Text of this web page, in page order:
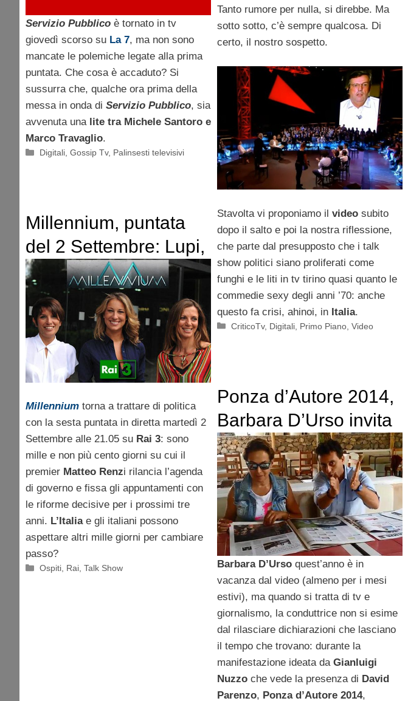
Tanto rumore per nulla, si direbbe. Ma
sotto sotto, c’è sempre qualcosa. Di
certo, il nostro sospetto.
Stavolta vi proponiamo il videosubito
dopo il salto e poi la nostra riflessione,
che parte dal presupposto che i talk
show politici siano proliferati come
funghi e le liti in tv tirino quasi quanto le
commedie sexy degli anni ’70: anche
questo fa crisi, ahinoi, in Italia.
Categorie
CriticoTv, Digitali Primo Piano ,Video
Servizio Pubblico è tornato in tv
giovedì scorso su La 7, ma non sono
mancate le polemiche legate alla prima
puntata. Che cosa è accaduto? Si
sussurra che, qualche ora prima della
messa in onda di Servizio Pubblico, sia
avvenuta una lite tra Michele Santoro e
Marco Travaglio.
Categorie
Digitali ,Gossip Tv, Palinsesti televisivi
Millennium, puntata
del 2 Settembre: Lupi,
Travaglio, Salvini
Millennium torna a trattare di politica
con la sesta puntata in diretta martedì 2
Settembre alle 21.05 su Rai 3: sono
mille e non più cento giorni su cui il
premier Matteo Renzi rilancia l’agenda
di governo e fissa gli appuntamenti con
le riforme decisive per i prossimi tre
anni. L’Italiae gli italiani possono
aspettare altri mille giorni per cambiare
passo?
Categorie
Ospiti Rai ,Talk Show
Ponza d’Autore 2014,
Barbara D’Urso invita
Marco Travaglio a
Pomeriggio 5
Barbara D’Ursoquest’anno è in
vacanza dal video (almeno per i mesi
estivi), ma quando si tratta di tv e
giornalismo, la conduttrice non si esime
dal rilasciare dichiarazioni che lasciano
il tempo che trovano: durante la
manifestazione ideata da Gianluigi
Nuzzoche vede la presenza di David
Parenzo, Ponza d’Autore 2014,